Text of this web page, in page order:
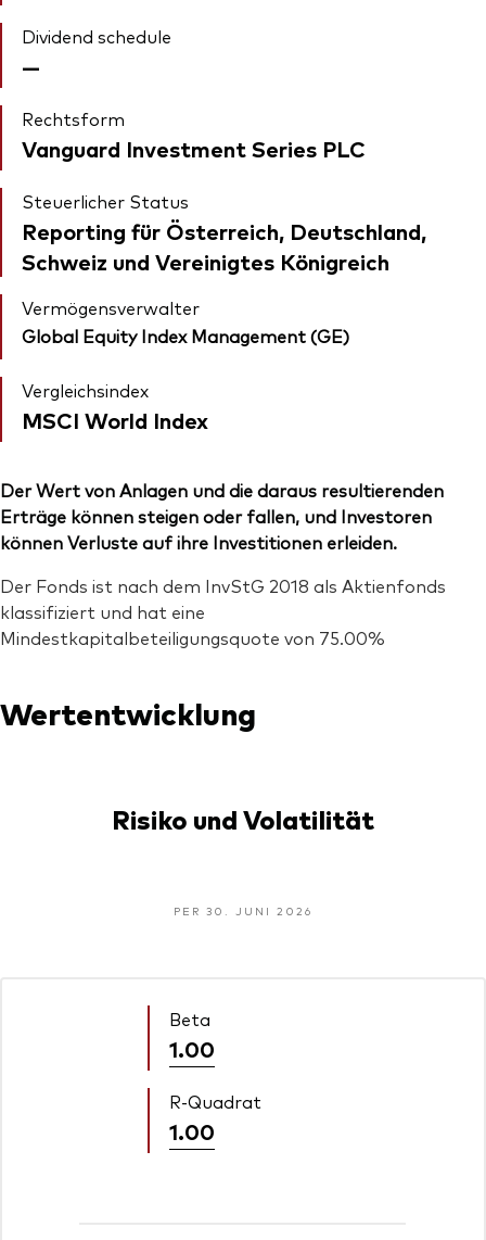
Dividend schedule
—
Rechtsform
Vanguard Investment Series PLC
Steuerlicher Status
Reporting für Österreich, Deutschland,
Schweiz und Vereinigtes Königreich
Vermögensverwalter
Global Equity Index Management (GE)
Vergleichsindex
MSCI World Index
Der Wert von Anlagen und die daraus resultierenden
Erträge können steigen oder fallen, und Investoren
können Verluste auf ihre Investitionen erleiden.
Der Fonds ist nach dem InvStG 2018 als Aktienfonds
klassifiziert und hat eine
Mindestkapitalbeteiligungsquote von 75.00%
Wertentwicklung
Risiko und Volatilität
PER 30. JUNI 2026
Beta
1.00
R-Quadrat
1.00